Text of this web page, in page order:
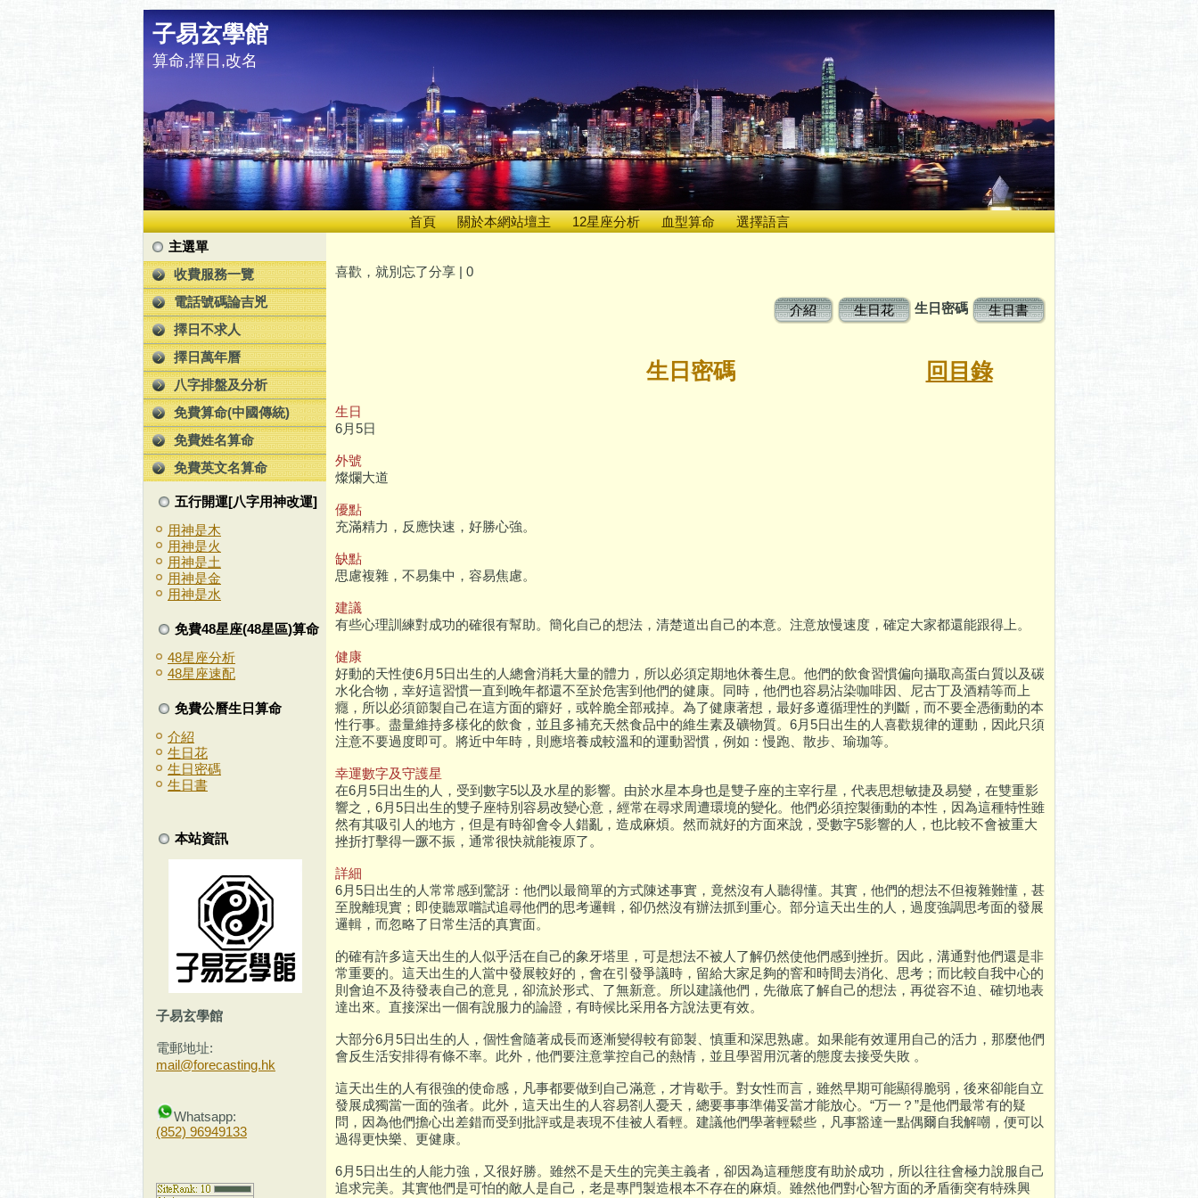
子易玄學館
算命,擇日,改名
首頁 關於本網站壇主 12星座分析 血型算命
選擇語言
主選單
收費服務一覽
電話號碼論吉兇
擇日不求人
擇日萬年曆
八字排盤及分析
免費算命(中國傳統)
免費姓名算命
免費英文名算命
五行開運[八字用神改運]
用神是木
用神是火
用神是土
用神是金
用神是水
免費48星座(48星區)算命
48星座分析
48星座速配
免費公曆生日算命
介紹
生日花
生日密碼
生日書
本站資訊
子易玄學館
電郵地址:
mail@forecasting.hk
Whatsapp:
(852) 96949133
喜歡，就別忘了分享 | 0
介紹 生日花 生日密碼 生日書
生日密碼 回目錄
生日
6月5日
外號
燦爛大道
優點
充滿精力，反應快速，好勝心強。
缺點
思慮複雜，不易集中，容易焦慮。
建議
有些心理訓練對成功的確很有幫助。簡化自己的想法，清楚道出自己的本意。注意放慢速度，確定大家都還能跟得上。
健康
好動的天性使6月5日出生的人總會消耗大量的體力，所以必須定期地休養生息。他們的飲食習慣偏向攝取高蛋白質以及碳
水化合物，幸好這習慣一直到晚年都還不至於危害到他們的健康。同時，他們也容易沾染咖啡因、尼古丁及酒精等而上
癮，所以必須節製自己在這方面的癖好，或幹脆全部戒掉。為了健康著想，最好多遵循理性的判斷，而不要全憑衝動的本
性行事。盡量維持多樣化的飲食，並且多補充天然食品中的維生素及礦物質。6月5日出生的人喜歡規律的運動，因此只須
注意不要過度即可。將近中年時，則應培養成較溫和的運動習慣，例如：慢跑、散步、瑜珈等。
幸運數字及守護星
在6月5日出生的人，受到數字5以及水星的影響。由於水星本身也是雙子座的主宰行星，代表思想敏捷及易變，在雙重影
響之，6月5日出生的雙子座特別容易改變心意，經常在尋求周遭環境的變化。他們必須控製衝動的本性，因為這種特性雖
然有其吸引人的地方，但是有時卻會令人錯亂，造成麻煩。然而就好的方面來說，受數字5影響的人，也比較不會被重大
挫折打擊得一蹶不振，通常很快就能複原了。
詳細
6月5日出生的人常常感到驚訝：他們以最簡單的方式陳述事實，竟然沒有人聽得懂。其實，他們的想法不但複雜難懂，甚
至脫離現實；即使聽眾嚐試追尋他們的思考邏輯，卻仍然沒有辦法抓到重心。部分這天出生的人，過度強調思考面的發展
邏輯，而忽略了日常生活的真實面。
的確有許多這天出生的人似乎活在自己的象牙塔里，可是想法不被人了解仍然使他們感到挫折。因此，溝通對他們還是非
常重要的。這天出生的人當中發展較好的，會在引發爭議時，留給大家足夠的窨和時間去消化、思考；而比較自我中心的
則會迫不及待發表自己的意見，卻流於形式、了無新意。所以建議他們，先徹底了解自己的想法，再從容不迫、確切地表
達出來。直接深出一個有說服力的論證，有時候比采用各方說法更有效。
大部分6月5日出生的人，個性會隨著成長而逐漸變得較有節製、慎重和深思熟慮。如果能有效運用自己的活力，那麼他們
會反生活安排得有條不率。此外，他們要注意掌控自己的熱情，並且學習用沉著的態度去接受失敗 。
這天出生的人有很強的使命感，凡事都要做到自己滿意，才肯歇手。對女性而言，雖然早期可能顯得脆弱，後來卻能自立
發展成獨當一面的強者。此外，這天出生的人容易劄人憂天，總要事事準備妥當才能放心。“万一？”是他們最常有的疑
問，因為他們擔心出差錯而受到批評或是表現不佳被人看輕。建議他們學著輕鬆些，凡事豁達一點偶爾自我解嘲，便可以
過得更快樂、更健康。
6月5日出生的人能力強，又很好勝。雖然不是天生的完美主義者，卻因為這種態度有助於成功，所以往往會極力說服自己
追求完美。其實他們是可怕的敵人是自己，老是專門製造根本不存在的麻煩。雖然他們對心智方面的矛盾衝突有特殊興